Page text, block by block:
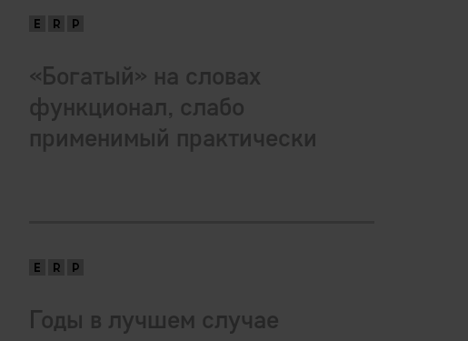
«Богатый» на словах
функционал, слабо
применимый практически
Годы в лучшем случае